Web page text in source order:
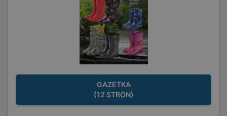
GAZETKA
(12 STRON)